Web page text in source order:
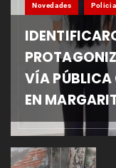
Novedades
VÍA PÚBLICA
EN